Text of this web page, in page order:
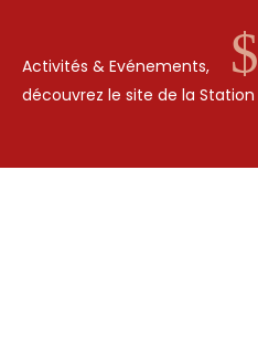
$
Activités & Evénements,
découvrez le site de la Station